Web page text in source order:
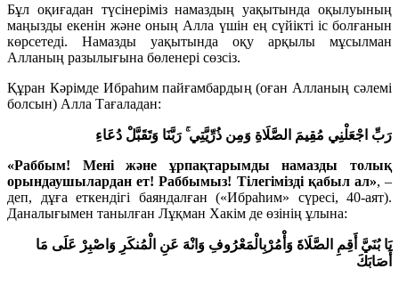
Бұл оқиғадан түсінеріміз намаздың уақытында оқылуының
маңызды екенін және оның Алла үшін ең сүйікті іс болғанын
көрсетеді. Намазды уақытында оқу арқылы мұсылман
Алланың разылығына бөленері сөзсіз.
Құран Кәрімде Ибраһим пайғамбардың (оған Алланың сәлемі
болсын) Алла Тағаладан:
رَبِّ اجْعَلْنِي مُقِيمَ الصَّلَاةِ وَمِن ذُرِّيَّتِي ۚ رَبَّنَا وَتَقَبَّلْ دُعَاءِ
«Раббым! Мені және ұрпақтарымды намазды толық
орындаушылардан ет! Раббымыз! Тілегімізді қабыл ал», –
деп, дұға еткендігі баяндалған («Ибраһим» сүресі, 40-аят).
Даналығымен танылған Лұқман Хакім де өзінің ұлына:
يَا بُنَيَّ أَقِمِ الصَّلَاةَ وَأْمُرْبِالْمَعْرُوفِ وَانْهَ عَنِ الْمُنكَرِ وَاصْبِرْ عَلَى مَا
أَصَابَكَ